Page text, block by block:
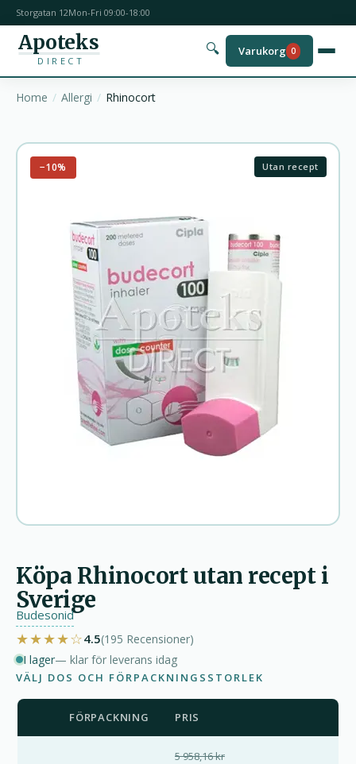
Storgatan 12Mon-Fri 09:00-18:00
Apoteks
DIRECT
🔍 Varukorg 0
Home Allergi Rhinocort
−10% Utan recept
Köpa Rhinocort utan recept i
Sverige
Budesonid
★★★★☆4.5(195 Recensioner)
I lager— klar för leverans idag
VÄLJ DOS OCH FÖRPACKNINGSSTORLEK
FÖRPACKNING PRIS
5 958,16 kr